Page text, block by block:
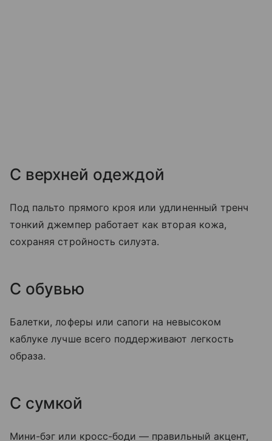
С верхней одеждой
Под пальто прямого кроя или удлиненный тренч
тонкий джемпер работает как вторая кожа,
сохраняя стройность силуэта.
С обувью
Балетки, лоферы или сапоги на невысоком
каблуке лучше всего поддерживают легкость
образа.
С сумкой
Мини-бэг или кросс-боди — правильный акцент,